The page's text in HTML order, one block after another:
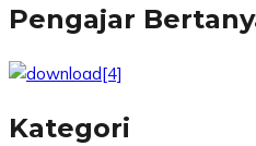
Pengajar
Kategori